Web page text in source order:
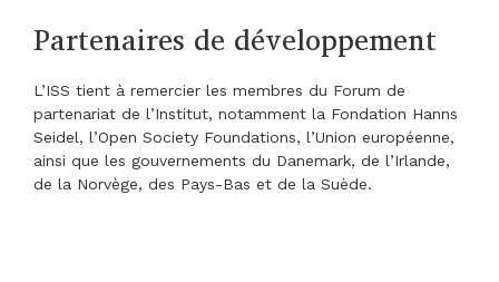
Partenaires de développement
L’ISS tient à remercier les membres du Forum de
partenariat de l’Institut, notamment la Fondation Hanns
Seidel, l’Open Society Foundations, l’Union européenne,
ainsi que les gouvernements du Danemark, de l’Irlande,
de la Norvège, des Pays-Bas et de la Suède.